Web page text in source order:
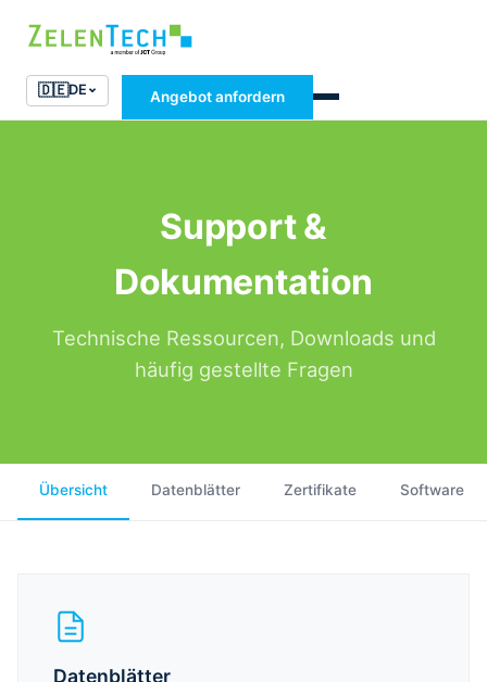
🇩🇪DE Angebot anfordern
Support &
Dokumentation
Technische Ressourcen, Downloads und
häufig gestellte Fragen
Übersicht Datenblätter Zertifikate Software
Datenblätter